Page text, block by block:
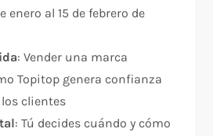
enero al 15 de febrero de
: Vender una marca
Topitop genera confianza
clientes
: Tú decides cuándo y cómo